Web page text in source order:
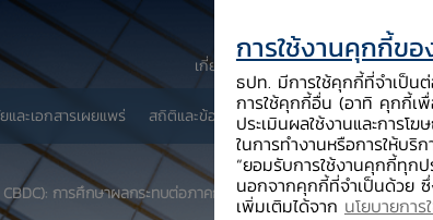
และเอกสารเผยแพร่ สถิติและข้อมูลเผยแพร่ บริการจาก ธปท.
เกี่ยวกับ ธปท. ติดต่อเรา
การศึกษาผลกระทบต่อภาคการเงินไทย เเละผลสำรวจความเห็น
การใช้งานคุกกี้ข
ธปท. มีการใช้คุกกี้ที่จำเป็นต่
การใช้คุกกี้อื่น (อาทิ คุกกี้เพื่
ประเมินผลใช้งานและการ
ในการทำงานหรือการให้บริ
“ยอมรับการใช้งานคุกกี้ทุก
นอกจากคุกกี้ที่จำเป็นด้วย
เพิ่มเติมได้จาก นโยบายกา